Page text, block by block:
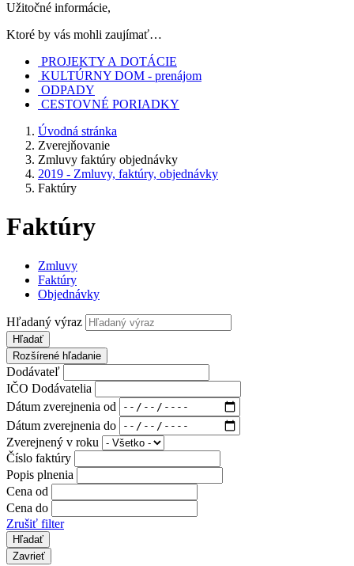
Užitočné informácie,
Ktoré by vás mohli zaujímať…
PROJEKTY A DOTÁCIE
KULTÚRNY DOM - prenájom
ODPADY
CESTOVNÉ PORIADKY
Úvodná stránka
Zverejňovanie
Zmluvy faktúry objednávky
2019 - Zmluvy, faktúry, objednávky
Faktúry
Faktúry
Zmluvy
Faktúry
Objednávky
Hľadaný výraz
Hľadať
Rozšírené hľadanie
Dodávateľ
IČO Dodávatelia
Dátum zverejnenia od
Dátum zverejnenia do
Zverejnený v roku
Číslo faktúry
Popis plnenia
Cena od
Cena do
Zrušiť filter
Zavrieť